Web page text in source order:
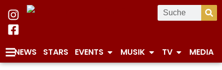
NEWS STARS EVENTS MUSIK TV MEDIA